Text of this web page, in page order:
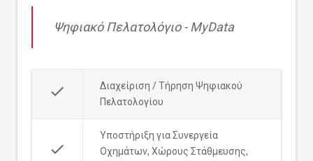
Ψηφιακό Πελατολόγιο - MyData
done
Διαχείριση / Τήρηση Ψηφιακού
Πελατολογίου
done
Υποστήριξη για Συνεργεία
Οχημάτων, Χώρους Στάθμευσης,